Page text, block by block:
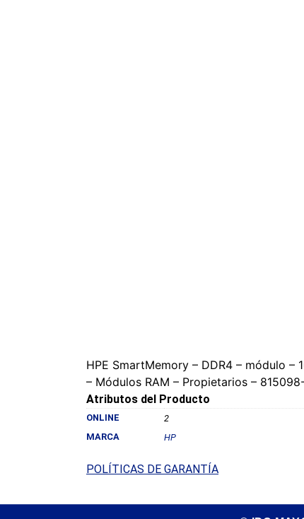
HPE SmartMemory – DDR4 – módulo –
– Módulos RAM – Propietarios –
Atributos del Producto
ONLINE
2
MARCA
HP
POLÍTICAS DE GARANTÍA